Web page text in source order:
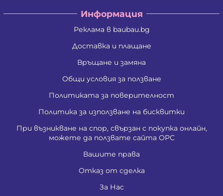
Информация
Реклама в baubau.bg
Доставка и плащане
Връщане и замяна
Общи условия за ползване
Политиката за поверителност
Политика за използване на бисквитки
При възникване на спор, свързан с покупка онлайн,
можете да ползвате сайта ОРС
Вашите права
Отказ от сделка
За Нас